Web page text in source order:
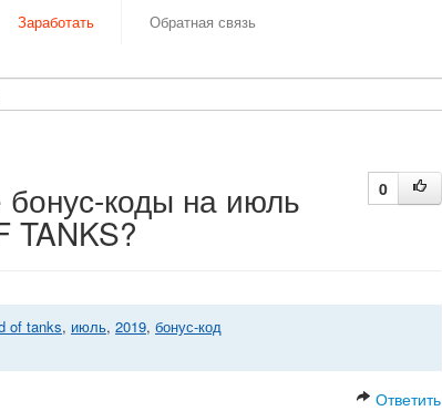
Заработать Обратная связь
0
бонус-коды на июль
TANKS?
of tanks, июль, 2019, бонус-код
Ответить